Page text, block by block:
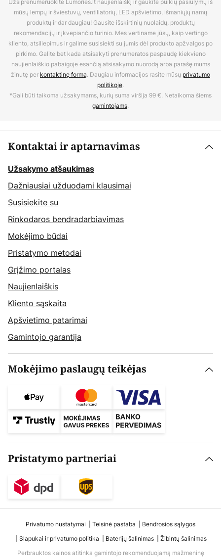
Užsiprenumeruokite Lumories.lt naujienlaiškį ir gaukite puikių pasiūlymų iš
mūsų lempų ir šviestuvų, ventiliatorių, LED apšvietimo, išmaniųjų namų
produktų ir dar daugiau! Gausite išskirtinių nuolaidų, produktų
rekomendacijų ir įkvepiančio turinio. Mes vertiname jūsų, kaip vertingo
kliento, atsiliepimus ir galime susisiekti su jumis dėl produkto apžvalgos po
pirkimo. Galite bet kada atsisakyti prenumeratos paspaudę kiekvieno
naujienlaiškio pabaigoje esančią atsisakymo nuorodą arba parašę mums
žinutę per kontaktinę formą. Daugiau informacijos rasite mūsų privatumo
politikoje.
*Gali būti taikoma užsakymams, kurių suma viršija 99 €. Netaikoma šiems
gamintojams.
Kontaktai ir aptarnavimas
Užsakymo atšaukimas
Dažniausiai užduodami klausimai
Susisiekite su
Rinkodaros bendradarbiavimas
Mokėjimo būdai
Pristatymo metodai
Grįžimo portalas
Naujienlaiškis
Kliento sąskaita
Apšvietimo patarimai
Gamintojo garantija
Mokėjimo paslaugų teikėjas
Pristatymo partneriai
Privatumo nustatymai Teisinė pastaba
Bendrosios sąlygos
Slapukai ir privatumo politika
Baterijų šalinimas
Žibintų šalinimas
Perbrauktos kainos atitinka gamintojo rekomenduojamą mažmeninę